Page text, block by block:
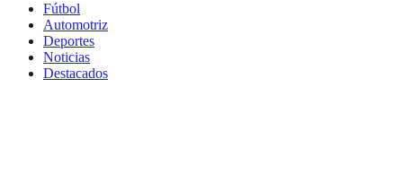
Fútbol
Automotriz
Deportes
Noticias
Destacados